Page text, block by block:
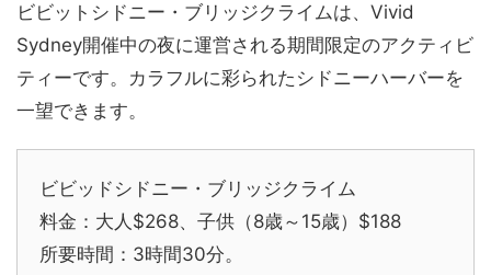
ビビットシドニー・ブリッジクライムは、Vivid
Sydney開催中の夜に運営される期間限定のアクティビ
ティーです。カラフルに彩られたシドニーハーバーを
一望できます。
ビビッドシドニー・ブリッジクライム
料金：大人$268、子供（8歳～15歳）$188
所要時間：3時間30分。